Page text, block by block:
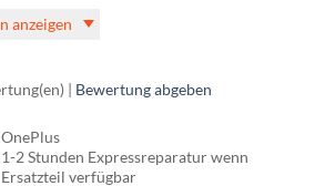
anzeigen
| Bewertung abgeben
OnePlus
1-2 Stunden Expressreparatur wenn
Ersatzteil verfügbar